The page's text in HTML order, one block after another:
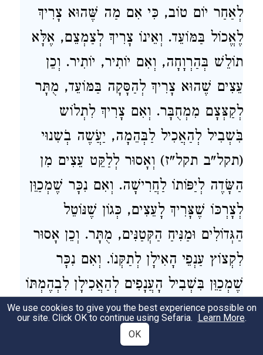
לְאַחַר יוֹם טוֹב, כִּי אִם מַה שֶּׁהוּא צָרִיךְ
לֶאֱכוֹל בַּמּוֹעֵד. וְאֵינוֹ צָרִיךְ לְצַמְצֵם, אֶלָּא
תוֹלֵשׁ בְּהַרְוָחָה, וְאִם יוֹתִיר, יוֹתִיר. וְכֵן
עֵצִים שֶׁהוּא צָרִיךְ לְהַסָּקָה בַּמּוֹעֵד, מֻתָּר
לְקַצְּצָם מִמְחֻבָּר. וְאִם צָרִיךְ לִתְלוֹש
בִֹּשְבִיל לְהַאֲכִיל לַבְּהֵמָה, יַעֲֹשֶה בְֹשִנוּי
(תקל"ב תקל"ז) וְאָסוּר לְלַקֵּט עֵצִים מִן
הַשָּׂדֶה לְיַפּוֹתוֹ לַחֲרִישָׁה. וְאִם נִכָּר שֶׁמְכַוֵּן
לְצָרְכּוֹ שֶׁצָּרִיךְ לָעֵצִים, כְּגוֹן שֶׁנּוֹטֵל
הַגְּדוֹלִים וּמַנִּיחַ הַקְּטַנִּים, מֻתָּר. וְכֵן אָסוּר
לִקְצוֹץ עַנְפֵי הָאִילָן לְתַקְּנוֹ. וְאִם נִכָּר
שֶׁמְכַוֵּן בִּשְׁבִיל הָעֲנָפִים לְהַאֲכִילָן לִבְהֶמְתּוֹ
וְלֹא לְתַקְּנוֹ, כְּגוֹן שֶׁקּוֹצֵץ כֻּלָּן מִצַּד אֶחָד,
We use cookies to give you the best experience possible on
our site. Click OK to continue using Sefaria. Learn More.
OK